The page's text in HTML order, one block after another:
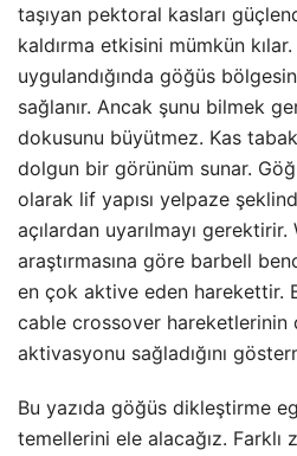
taşıyan pektoral kasları
kaldırma etkisini mümkün
uygulandığında göğüs
sağlanır. Ancak şunu bilmek
dokusunu büyütmez. Kas
dolgun bir görünüm sunar.
olarak lif yapısı yelpaze
açılardan uyarılmayı
araştırmasına göre barbell
en çok aktive eden harekettir.
cable crossover hareketlerinin
aktivasyonu sağladığını
Bu yazıda göğüs dikleştirme
temellerini ele alacağız. Farklı